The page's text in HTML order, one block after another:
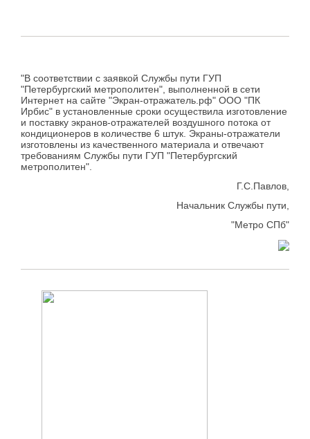
"В соответствии с заявкой Службы пути ГУП
"Петербургский метрополитен", выполненной в сети
Интернет на сайте "Экран-отражатель.рф" ООО "ПК
Ирбис" в установленные сроки осуществила изготовление
и поставку экранов-отражателей воздушного потока от
кондиционеров в количестве 6 штук. Экраны-отражатели
изготовлены из качественного материала и отвечают
требованиям Службы пути ГУП "Петербургский
метрополитен".
Г.С.Павлов,
Начальник Службы пути,
"Метро СПб"